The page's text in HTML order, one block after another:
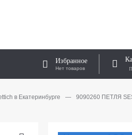
Избранное
Нет товаров
в Екатеринбурге —
9090260 ПЕТЛЯ